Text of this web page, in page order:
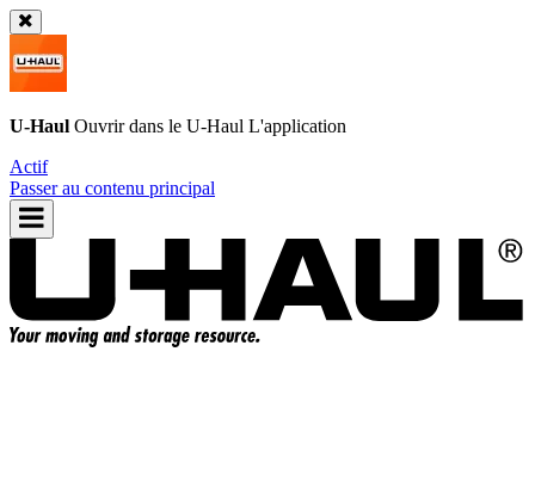
U-Haul Ouvrir dans le U-Haul L'application
Actif
Passer au contenu principal